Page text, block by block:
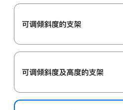
可调倾斜度的支架
可调倾斜度及高‍度的支‍架